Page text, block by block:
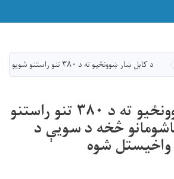
دانګل
د کابل ښار ښوونځیو ته د ۳۸۰ تنو راستنو شویو کډوالو ماشومانو څخه د سویې د تثبیت ازموینه واخیستل شوه
د کابل ښار ښوونځیو ته د ۳۸۰ تنو راستنو
څخه د سویې د
واخیستل شوه